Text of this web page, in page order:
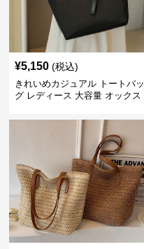
¥5,150 (税込)
きれいめカジュアル トートバッ
グ レディース 大容量 オックス
繍デザイン 肩掛け おしゃれ